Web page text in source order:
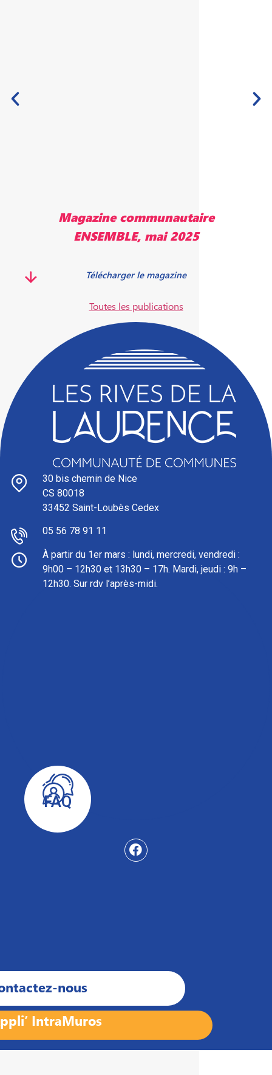
30 bis chemin de Nice
CS 80018
33452 Saint-Loubès Cedex
05 56 78 91 11
À partir du 1er mars : lundi, mercredi, vendredi :
9h00 – 12h30 et 13h30 – 17h. Mardi, jeudi : 9h –
12h30. Sur rdv l’après-midi.
FAQ
Magazine communautaire
ENSEMBLE, mai 2025
Télécharger le magazine
Toutes les publications
nous
IntraMuros